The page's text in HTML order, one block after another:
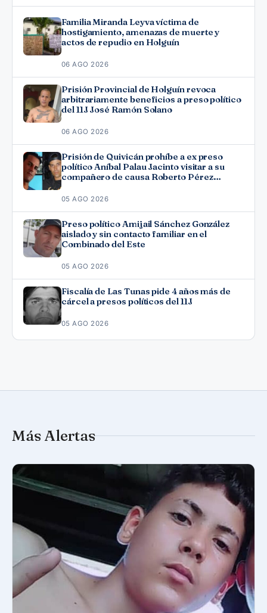
Familia Miranda Leyva víctima de
hostigamiento, amenazas de muerte y
actos de repudio en Holguín
06 AGO 2026
Prisión Provincial de Holguín revoca
arbitrariamente beneficios a preso político
del 11J José Ramón Solano
06 AGO 2026
Prisión de Quivicán prohíbe a ex preso
político Aníbal Palau Jacinto visitar a su
compañero de causa Roberto Pérez
05 AGO 2026
Preso político Amijail Sánchez González
aislado y sin contacto familiar en el
Combinado del Este
05 AGO 2026
Fiscalía de Las Tunas pide 4 años más de
cárcel a presos políticos del 11J
05 AGO 2026
Más Alertas